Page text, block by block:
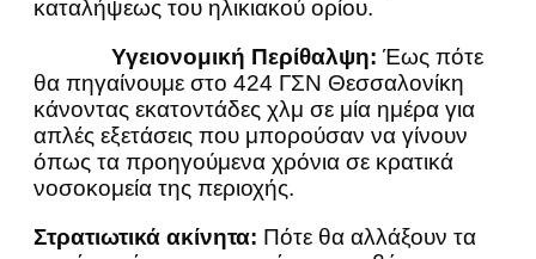
καταλήψεως του ηλικιακού ορίου.
Υγειονομική Περίθαλψη: Έως πότε
θα πηγαίνουμε στο 424 ΓΣΝ Θεσσαλονίκη
κάνοντας εκατοντάδες χλμ σε μία ημέρα για
απλές εξετάσεις που μπορούσαν να γίνουν
όπως τα προηγούμενα χρόνια σε κρατικά
νοσοκομεία της περιοχής.
Στρατιωτικά ακίνητα: Πότε θα αλλάξουν τα